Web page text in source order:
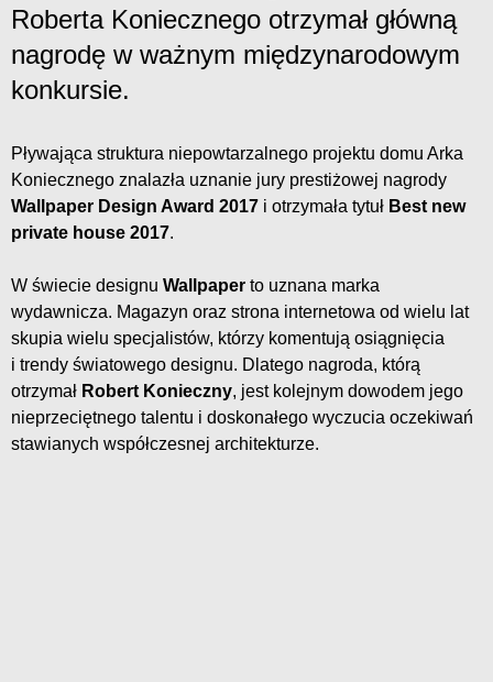
Roberta Koniecznego otrzymał główną
nagrodę w ważnym międzynarodowym
konkursie.
Pływająca struktura niepowtarzalnego projektu domu Arka
Koniecznego znalazła uznanie jury prestiżowej nagrody
Wallpaper Design Award 2017 i otrzymała tytuł Best new
private house 2017.
W świecie designu Wallpaper to uznana marka
wydawnicza. Magazyn oraz strona internetowa od wielu lat
skupia wielu specjalistów, którzy komentują osiągnięcia
i trendy światowego designu. Dlatego nagroda, którą
otrzymał Robert Konieczny, jest kolejnym dowodem jego
nieprzeciętnego talentu i doskonałego wyczucia oczekiwań
stawianych współczesnej architekturze.